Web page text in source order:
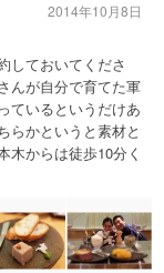
しておいてくださ
んが自分で育てた軍
ているというだけあ
らかというと素材と
木からは徒歩10分く
2014年10月8日